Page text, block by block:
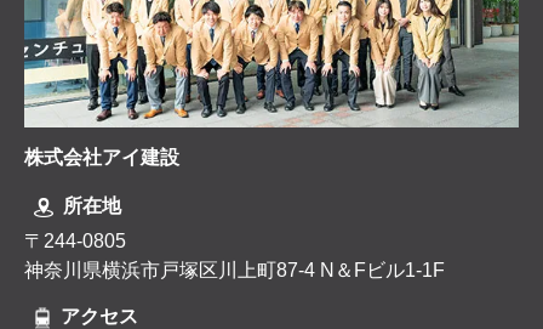
株式会社アイ建設
所在地
〒244-0805
神奈川県横浜市戸塚区川上町87-4 N＆Fビル1-1F
アクセス